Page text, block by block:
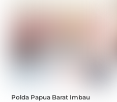
Polda Papua Barat Imbau